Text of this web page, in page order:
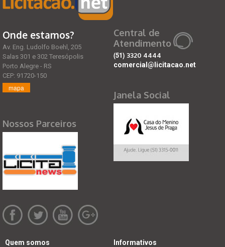
Onde estamos?
Av. Eng. Ludolfo Boehl, 205
Salas 301 e 302 Teresópolis
Porto Alegre - RS
CEP: 91720-150
mapa
Nossos Parceiros
Central de
Atendimento
(51) 3320 4444
comercial@licitacao.net
Janela Social
Quem somos Informativos